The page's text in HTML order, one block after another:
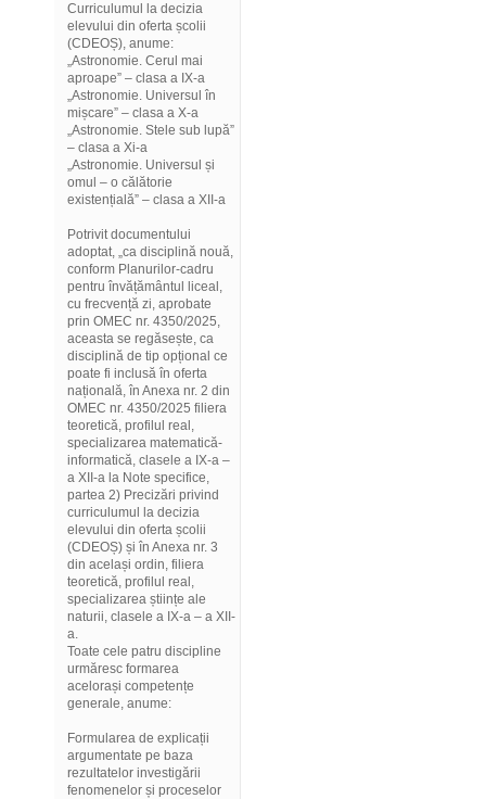
Curriculumul la decizia
elevului din oferta școlii
(CDEOȘ), anume:
„Astronomie. Cerul mai
aproape” – clasa a IX-a
„Astronomie. Universul în
mișcare” – clasa a X-a
„Astronomie. Stele sub lupă”
– clasa a Xi-a
„Astronomie. Universul și
omul – o călătorie
existențială” – clasa a XII-a
Potrivit documentului
adoptat, „ca disciplină nouă,
conform Planurilor-cadru
pentru învățământul liceal,
cu frecvență zi, aprobate
prin OMEC nr. 4350/2025,
aceasta se regăsește, ca
disciplină de tip opțional ce
poate fi inclusă în oferta
națională, în Anexa nr. 2 din
OMEC nr. 4350/2025 filiera
teoretică, profilul real,
specializarea matematică-
informatică, clasele a IX-a –
a XII-a la Note specifice,
partea 2) Precizări privind
curriculumul la decizia
elevului din oferta școlii
(CDEOȘ) și în Anexa nr. 3
din același ordin, filiera
teoretică, profilul real,
specializarea științe ale
naturii, clasele a IX-a – a XII-
a.
Toate cele patru discipline
urmăresc formarea
acelorași competențe
generale, anume:
Formularea de explicații
argumentate pe baza
rezultatelor investigării
fenomenelor și proceselor